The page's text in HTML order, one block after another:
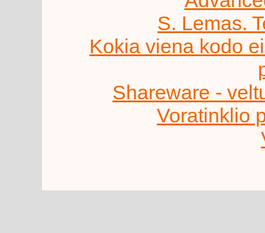
S. Lemas.
Kokia viena kodo
Shareware -
Voratinklio